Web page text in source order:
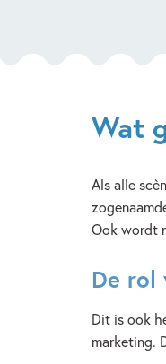
Wat
Als alle
Ook wordt
De rol
Dit is ook
marketing.